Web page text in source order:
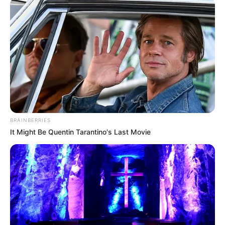
Két lányuk is jogász lett, s a hagyományt folytatva
Magyar Péter is jogi diplomát szerzett.Dr. Erőss Pál
2021. május 23-án hunyt el. Utódaira hagyva azt az
erkölcsi tartást, amely őt életén át
jellemezte.Magyar Péter tehát anyai nagypapája
nyomán üzeni a népnek: Ne féljetek!
(forrás: Wikipédia)
BRAINBERRIES
It Might Be Quentin Tarantino's Last Movie